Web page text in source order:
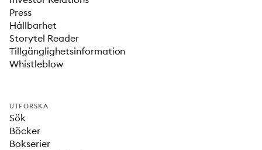
Press
Hållbarhet
Storytel Reader
Tillgänglighetsinformation
Whistleblow
UTFORSKA
Sök
Böcker
Bokserier